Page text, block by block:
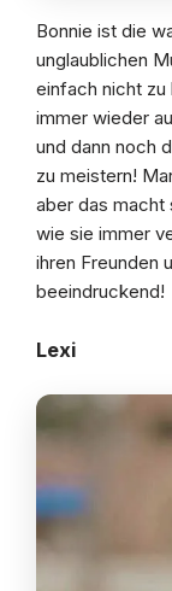
Bonnie ist die
unglaublichen
einfach nicht zu
immer wieder
und dann noch
zu meistern!
aber das macht
wie sie immer
ihren Freunden
beeindruckend!
Lexi